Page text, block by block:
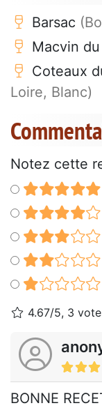
Barsac
Macvin
Coteaux
Loire, Blanc)
Notez cette
4.67/5, 3
BONNE